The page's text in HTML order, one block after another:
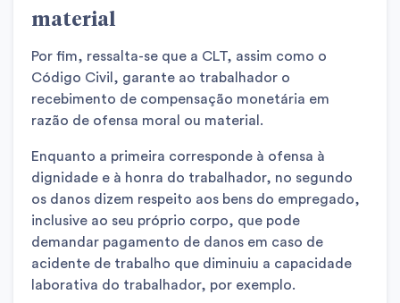
material
Por fim, ressalta-se que a CLT, assim como o
Código Civil, garante ao trabalhador o
recebimento de compensação monetária em
razão de ofensa moral ou material.
Enquanto a primeira corresponde à ofensa à
dignidade e à honra do trabalhador, no segundo
os danos dizem respeito aos bens do empregado,
inclusive ao seu próprio corpo, que pode
demandar pagamento de danos em caso de
acidente de trabalho que diminuiu a capacidade
laborativa do trabalhador, por exemplo.